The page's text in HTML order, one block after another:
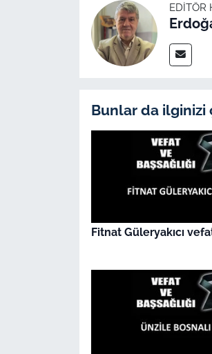
EDITÖR
Bunlar da ilginizi
Fitnat Güleryakıcı